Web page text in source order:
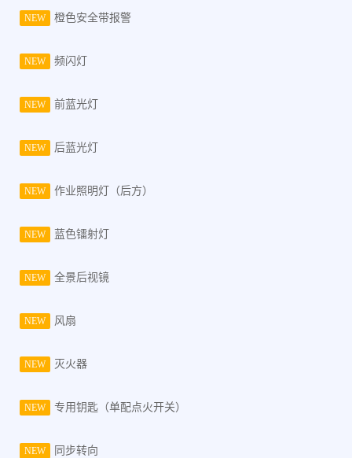
NEW 橙色安全带报警
NEW 频闪灯
NEW 前蓝光灯
NEW 后蓝光灯
NEW 作业照明灯（后方）
NEW 蓝色镭射灯
NEW 全景后视镜
NEW 风扇
NEW 灭火器
NEW 专用钥匙（单配点火开关）
NEW 同步转向